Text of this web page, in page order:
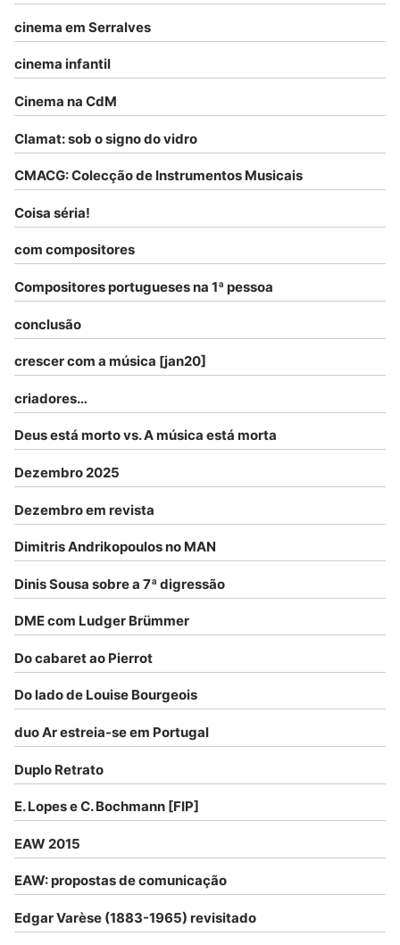
cinema em Serralves
cinema infantil
Cinema na CdM
Clamat: sob o signo do vidro
CMACG: Colecção de Instrumentos Musicais
Coisa séria!
com compositores
Compositores portugueses na 1ª pessoa
conclusão
crescer com a música [jan20]
criadores…
Deus está morto vs. A música está morta
Dezembro 2025
Dezembro em revista
Dimitris Andrikopoulos no MAN
Dinis Sousa sobre a 7ª digressão
DME com Ludger Brümmer
Do cabaret ao Pierrot
Do lado de Louise Bourgeois
duo Ar estreia-se em Portugal
Duplo Retrato
E. Lopes e C. Bochmann [FIP]
EAW 2015
EAW: propostas de comunicação
Edgar Varèse (1883-1965) revisitado